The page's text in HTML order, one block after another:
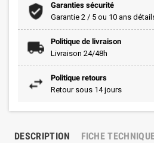
Garanties sécurité
Garantie 2 / 5 ou 10 ans
Politique de livraison
Livraison 24/48h
Politique retours
Retour sous 14 jours
DESCRIPTION FICHE